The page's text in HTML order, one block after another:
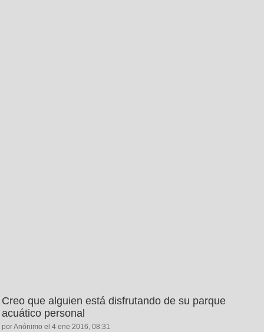
Creo que alguien está disfrutando de su parque
acuático personal
por Anónimo el 4 ene 2016, 08:31